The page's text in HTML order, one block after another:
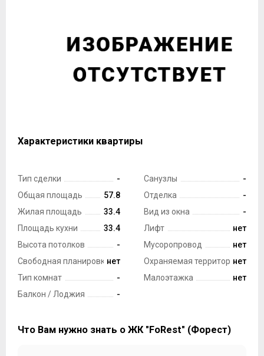
Характеристики квартиры
Тип сделки
-
Общая площадь
57.8
Жилая площадь
33.4
Площадь кухни
33.4
Высота потолков
-
Свободная планировканет
Тип комнат
-
Балкон / Лоджия
-
Санузлы
-
Отделка
-
Вид из окна
-
Лифт
нет
Мусоропровод
нет
Охраняемая территориянет
Малоэтажка
нет
Что Вам нужно знать о ЖК "FoRest" (Форест)